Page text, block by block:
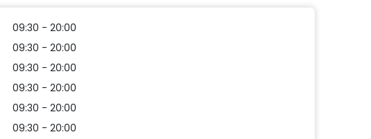
09:30 - 20:00
09:30 - 20:00
09:30 - 20:00
09:30 - 20:00
09:30 - 20:00
09:30 - 20:00